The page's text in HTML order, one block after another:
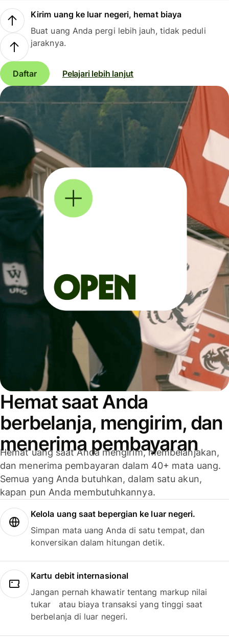
Kirim uang ke luar negeri, hemat biaya
Buat uang Anda pergi lebih jauh, tidak peduli
jaraknya.
Daftar Pelajari lebih lanjut
Hemat saat Anda
berbelanja, mengirim, dan
menerima pembayaran
Hemat uang saat Anda mengirim, membelanjakan,
dan menerima pembayaran dalam 40+ mata uang.
Semua yang Anda butuhkan, dalam satu akun,
kapan pun Anda membutuhkannya.
Kelola uang saat bepergian ke luar negeri.
Simpan mata uang Anda di satu tempat, dan
konversikan dalam hitungan detik.
Kartu debit internasional
Jangan pernah khawatir tentang markup nilai
tukar atau biaya transaksi yang tinggi saat
berbelanja di luar negeri.